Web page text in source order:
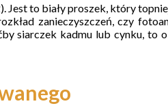
to biały proszek, który
zanieczyszczeń, czy
siarczek kadmu lub cynku, to